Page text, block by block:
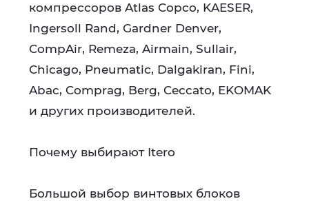
компрессоров Atlas Copco, KAESER,
Ingersoll Rand, Gardner Denver,
CompAir, Remeza, Airmain, Sullair,
Chicago, Pneumatic, Dalgakiran, Fini,
Abac, Comprag, Berg, Ceccato, EKOMAK
и других производителей.
Почему выбирают Itero
Большой выбор винтовых блоков